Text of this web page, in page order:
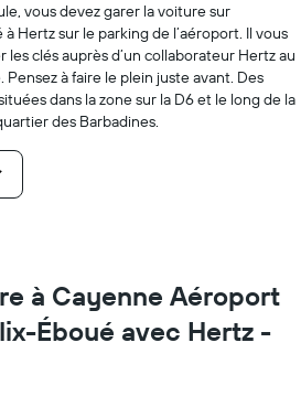
vous devez garer la voiture sur
Hertz sur le parking de l’aéroport. Il vous
les clés auprès d’un collaborateur Hertz au
Pensez à faire le plein juste avant. Des
dans la zone sur la D6 et le long de la
des Barbadines.
à Cayenne Aéroport
Éboué avec Hertz -